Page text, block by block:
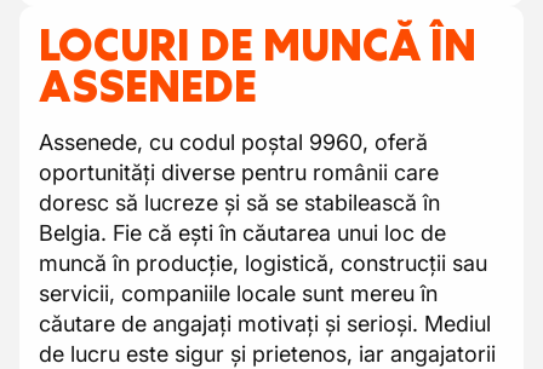
LOCURI DE MUNCĂ ÎN
ASSENEDE
Assenede, cu codul poștal 9960, oferă
oportunități diverse pentru românii care
doresc să lucreze și să se stabilească în
Belgia. Fie că ești în căutarea unui loc de
muncă în producție, logistică, construcții sau
servicii, companiile locale sunt mereu în
căutare de angajați motivați și serioși. Mediul
de lucru este sigur și prietenos, iar angajatorii